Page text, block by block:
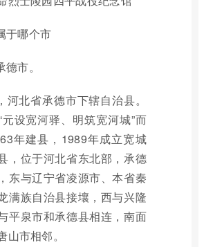
于哪个市
市。
河北省承德市下辖自治县。
元设宽河驿、明筑宽河城”而
年建县，1989年成立宽城
，位于河北省东北部，承德
东与辽宁省凌源市、本省秦
满族自治县接壤，西与兴隆
平泉市和承德县相连，南面
山市相邻。